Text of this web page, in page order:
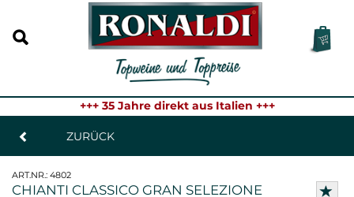
+++ 35 Jahre direkt aus Italien +++
ZURÜCK
ART.NR.: 4802
CHIANTI CLASSICO GRAN SELEZIONE